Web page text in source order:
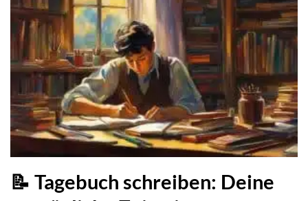
📝 Tagebuch schreiben: Deine